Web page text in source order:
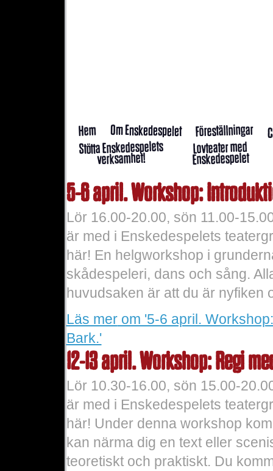
Hem Om Enskedespelet Föreställningar
Stötta Enskedespelets
verksamhet!
Lovteater med
Enskedespelet
5-6 april. Workshop:
Lör 16.00-20.00, sön 11.00-
är med i Enskedespelets
här! En helgworkshop i
skådespeleri, dans och sång.
huvudsaken är att du är
Läs merom '5-6 april.
Bark.'
12-13 april. Workshop: Regi
Lör 10.30-16.00, sön 15.00-
är med i Enskedespelets
här! Under denna workshop
kan närma dig en text eller
teoretiskt och praktiskt. Du